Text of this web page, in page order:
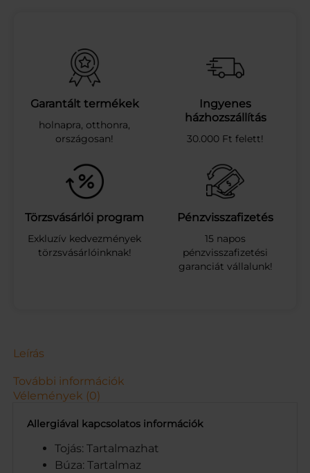
E
S
C
O
E
N
E
D
U
R
U
M
S
e
n
n
s
é
Garantált termékek
holnapra, otthonra,
országosan!
Ingyenes
házhozszállítás
30.000 Ft felett!
Törzsvásárlói program
Exkluzív kedvezmények
törzsvásárlóinknak!
Pénzvisszafizetés
15 napos
pénzvisszafizetési
garanciát vállalunk!
Leírás
További információk
Vélemények (0)
Allergiával kapcsolatos információk
Tojás: Tartalmazhat
Búza: Tartalmaz